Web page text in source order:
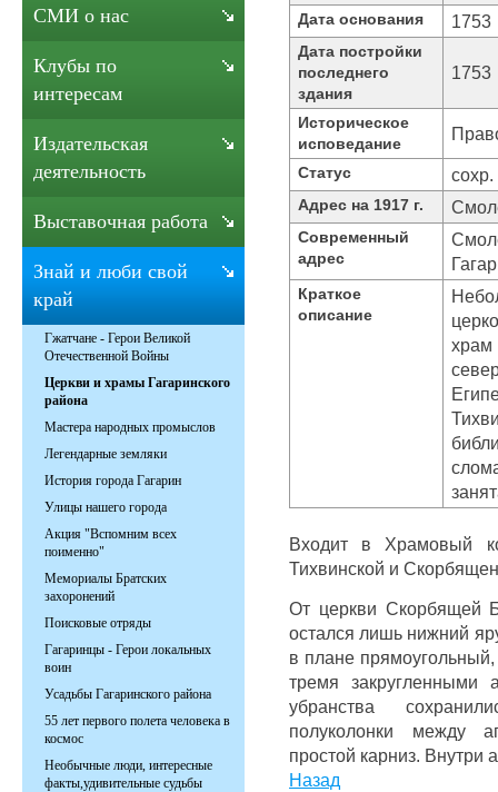
Дата основания 1753
Дата постройки
последнего
здания
1753
Историческое
исповедание
Статус сохр.
Адрес на 1917 г.
Современный
адрес
Краткое
описание
храм
Входит в Храмовый
Тихвинской и
От церкви Скорбящей
остался лишь нижний
в плане прямоугольный,
тремя закругленными
убранства
полуколонки между
простой карниз. Внутри
Назад
СМИ о нас
Клубы по
интересам
Издательская
деятельность
Выставочная работа
Знай и люби свой
край
Гжатчане - Герои Великой
Отечественной Войны
Церкви и храмы Гагаринского
района
Мастера народных промыслов
Легендарные земляки
История города Гагарин
Улицы нашего города
Акция "Вспомним всех
поименно"
Мемориалы Братских
захоронений
Поисковые отряды
Гагаринцы - Герои локальных
воин
Усадьбы Гагаринского района
55 лет первого полета человека в
космос
Необычные люди, интересные
факты,удивительные судьбы